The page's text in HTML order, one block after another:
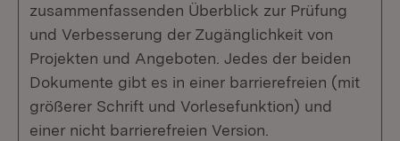
zusammenfassenden Überblick zur Prüfung
und Verbesserung der Zugänglichkeit von
Projekten und Angeboten. Jedes der beiden
Dokumente gibt es in einer barrierefreien (mit
größerer Schrift und Vorlesefunktion) und
einer nicht barrierefreien Version.